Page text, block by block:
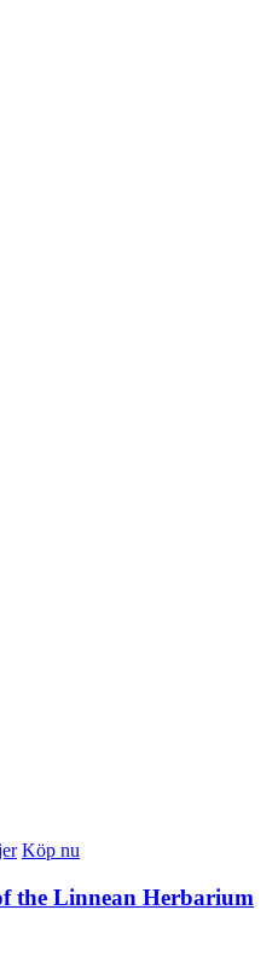
Köp nu
the Linnean Herbarium